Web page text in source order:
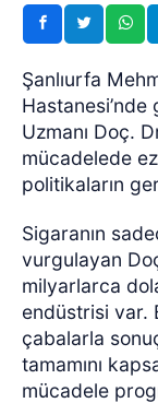
Şanlıurfa
Hastanesi’nde
Uzmanı Doç.
mücadelede
politikaların
Sigaranın
vurgulayan
milyarlarca
endüstrisi var.
çabalarla
tamamını
mücadele